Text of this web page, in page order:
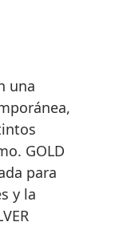
una
GOLD
para
y la